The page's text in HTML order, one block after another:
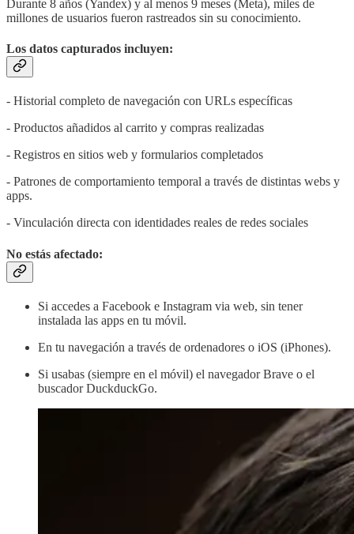
Durante 8 años (Yandex) y al menos 9 meses (Meta), miles de
millones de usuarios fueron rastreados sin su conocimiento.
Los datos capturados incluyen:
- Historial completo de navegación con URLs específicas
- Productos añadidos al carrito y compras realizadas
- Registros en sitios web y formularios completados
- Patrones de comportamiento temporal a través de distintas webs y
apps.
- Vinculación directa con identidades reales de redes sociales
No estás afectado:
Si accedes a Facebook e Instagram via web, sin tener
instalada las apps en tu móvil.
En tu navegación a través de ordenadores o iOS (iPhones).
Si usabas (siempre en el móvil) el navegador Brave o el
buscador DuckduckGo.